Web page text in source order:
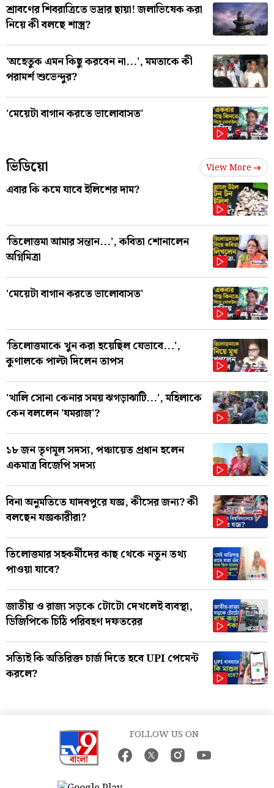
শ্রাবণের শিবরাত্রিতে ভদ্রার ছায়া! জলাভিষেক করা
নিয়ে কী বলছে শাস্ত্র?
'অহেতুক এমন কিছু করবেন না...', মমতাকে কী
পরামর্শ শুভেন্দুর?
'মেয়েটা বাগান করতে ভালোবাসত'
ভিডিয়ো View More
এবার কি কমে যাবে ইলিশের দাম?
'তিলোত্তমা আমার সন্তান...', কবিতা শোনালেন
অগ্নিমিত্রা
'মেয়েটা বাগান করতে ভালোবাসত'
'তিলোত্তমাকে খুন করা হয়েছিল যেভাবে...',
কুণালকে পাল্টা দিলেন তাপস
'খালি সোনা কেনার সময় ঝগড়াঝাটি...', মহিলাকে
কেন বললেন 'যমরাজ'?
১৮ জন তৃণমূল সদস্য, পঞ্চায়েত প্রধান হলেন
একমাত্র বিজেপি সদস্য
বিনা অনুমতিতে যাদবপুরে যজ্ঞ, কীসের জন্য? কী
বলছেন যজ্ঞকারীরা?
তিলোত্তমার সহকর্মীদের কাছ থেকে নতুন তথ্য
পাওয়া যাবে?
জাতীয় ও রাজ্য সড়কে টোটো দেখলেই ব্যবস্থা,
ডিজিপিকে চিঠি পরিবহণ দফতরের
সত্যিই কি অতিরিক্ত চার্জ দিতে হবে UPI পেমেন্ট
করলে?
FOLLOW US ON